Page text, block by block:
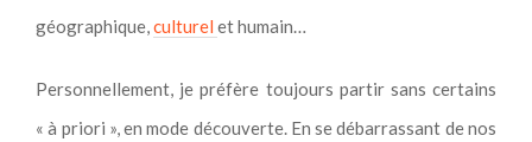
géographique,culturel et humain…
Personnellement, je préfère toujours partir sans certains
« à priori », en mode découverte. En se débarrassant de nos